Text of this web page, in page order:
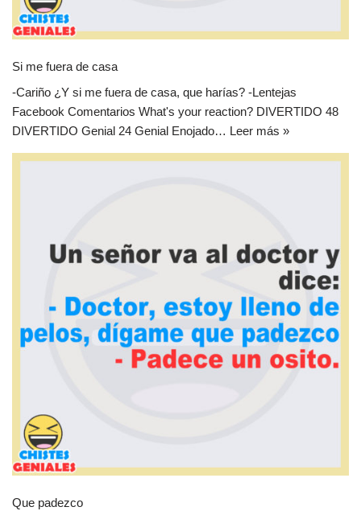
Si me fuera de casa
-Cariño ¿Y si me fuera de casa, que harías? -Lentejas
Facebook Comentarios What's your reaction? DIVERTIDO 48
DIVERTIDO Genial 24 Genial Enojado… Leer más »
Que padezco